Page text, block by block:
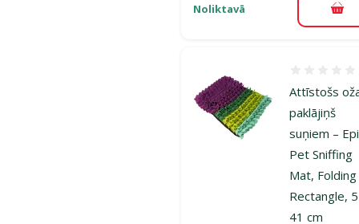
Noliktavā
Attīstošs
paklājiņš
suņiem –
Pet Sniffing
Mat, Folding
Rectangle,
41 cm